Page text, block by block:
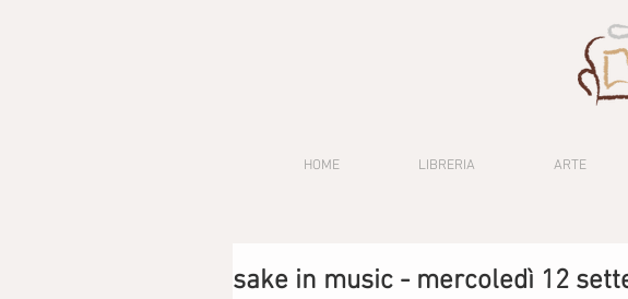
HOME LIBRERIA ARTE
sake in music - mercoledì 12